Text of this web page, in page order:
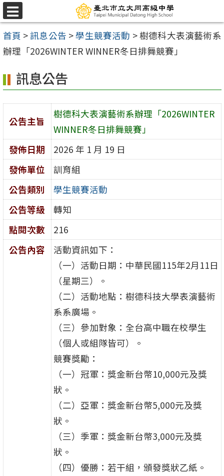
跳
至
主
要
容
區
選
單
首頁 >訊息公告 >學生競賽活動 >樹德科大表演藝術系
辦理「2026WINTER WINNER冬日排舞競賽」
訊息公告
公告主旨
樹德科大表演藝術系辦理「2026WINTER
WINNER冬日排舞競賽」
發佈日期
2026 年 1 月 19 日
發佈單位
訓育組
公告類別
學生競賽活動
公告等級
轉知
點閱次數
216
公告內容
活動資訊如下：
（一）活動日期：中華民國115年2月11日
（星期三）。
（二）活動地點：樹德科技大學表演藝術
系系廣場。
（三）參加對象：全台高中職在校學生
（個人或組隊皆可）。
競賽獎勵：
（一）冠軍：獎金新台幣10,000元及獎
狀。
（二）亞軍：獎金新台幣5,000元及獎
狀。
（三）季軍：獎金新台幣3,000元及獎
狀。
（四）優勝：若干組，頒發獎狀乙紙。